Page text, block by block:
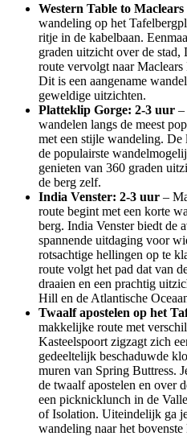
Western Table to
wandeling op het
ritje in de kabelbaan.
graden uitzicht over de
route vervolgt naar
Dit is een aangename
geweldige uitzichten.
Platteklip Gorge: 2-3 uur –
wandelen langs de meest
met een stijle wandeling. De
de populairste
genieten van 360 graden
de berg zelf.
India Venster: 2-3 uur –
route begint met een korte
berg. India Venster biedt de
spannende uitdaging voor
rotsachtige hellingen op te
route volgt het pad dat van
draaien en een prachtig
Hill en de Atlantische
Twaalf apostelen op het
makkelijke route met
Kasteelspoort zigzagt zich
gedeeltelijk beschaduwde
muren van Spring Buttress.
de twaalf apostelen en over
een picknicklunch in de
of Isolation. Uiteindelijk ga
wandeling naar het bovenste